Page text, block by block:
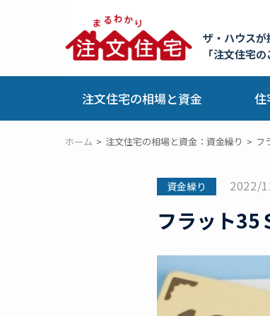
ザ・ハウスが
「注文住宅
注文住宅の相場と資金 住
ホーム 注文住宅の相場と資金：資金繰り フ
資金繰り 2022/
フラット35